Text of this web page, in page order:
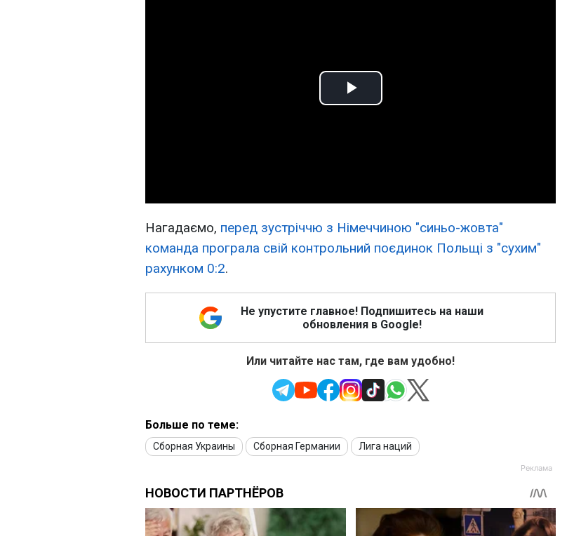
Play
Нагадаємо, перед зустріччю з Німеччиною "синьо-жовта"
команда програла свій контрольний поєдинок Польщі з "сухим"
рахунком 0:2.
Не упустите главное! Подпишитесь на наши
обновления в Google!
Или читайте нас там, где вам удобно!
Больше по теме:
Сборная Украины Сборная Германии Лига наций